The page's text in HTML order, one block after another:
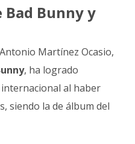
Bad Bunny y
Martínez Ocasio,
, ha logrado
al haber
siendo la de álbum del